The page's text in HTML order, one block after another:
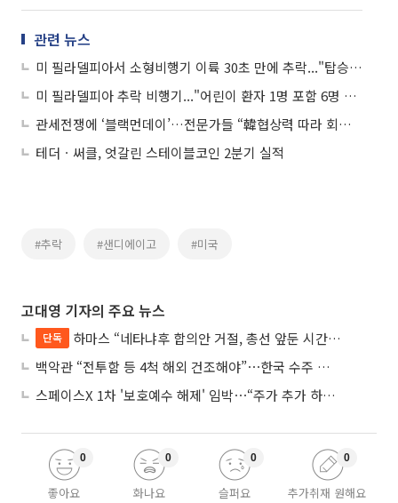
관련 뉴스
미 필라델피아서 소형비행기 이륙 30초 만에 추락..."탑승객 2명"
미 필라델피아 추락 비행기..."어린이 환자 1명 포함 6명 탑승"
관세전쟁에 ‘블랙먼데이’…전문가들 “韓협상력 따라 회복 판가름”
테더ㆍ써클, 엇갈린 스테이블코인 2분기 실적
#추락 #샌디에이고 #미국
고대영 기자의 주요 뉴스
단독
하마스 “네타냐후 합의안 거절, 총선 앞둔 시간 끌기”
백악관 “전투함 등 4척 해외 건조해야”⋯한국 수주 기대
스페이스X 1차 '보호예수 해제' 임박⋯“주가 추가 하락 가능성”
좋아요
0
화나요
0
슬퍼요
0
추가취재 원해요
0